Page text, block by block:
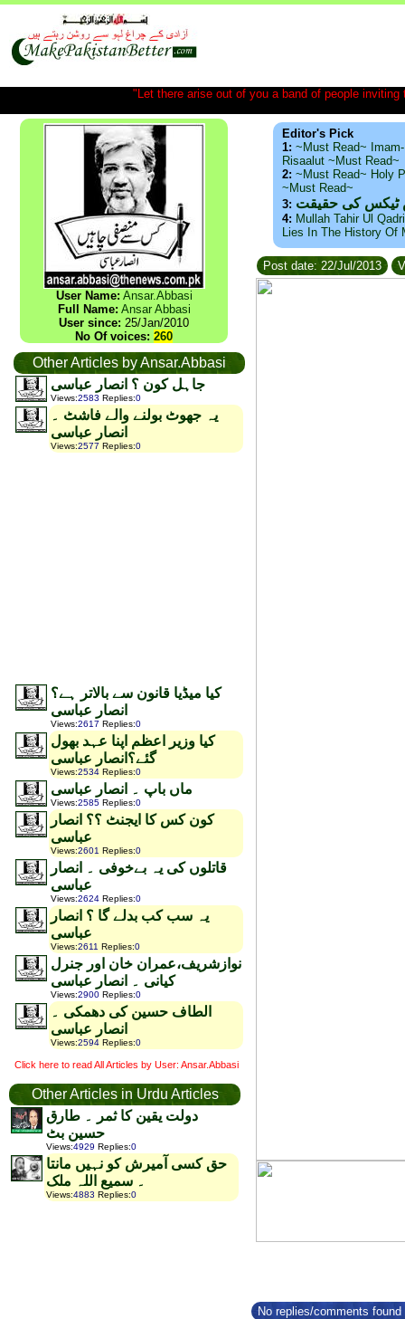
"Let there arise out of you a band of people
User Name: Ansar.Abbasi
Full Name: Ansar Abbasi
User since: 25/Jan/2010
No Of voices: 260
Other Articles by Ansar.Abbasi
جاہل کون ؟ انصار عباسی
Views:2583 Replies:0
یہ جھوٹ بولنے والے فاشٹ ۔
انصار عباسی
Views:2577 Replies:0
کیا میڈیا قانون سے بالاتر ہے؟
انصار عباسی
Views:2617 Replies:0
کیا وزیر اعظم اپنا عہد بھول
گئے؟انصار عباسی
Views:2534 Replies:0
ماں باپ ۔ انصار عباسی
Views:2585 Replies:0
کون کس کا ایجنٹ ؟؟ انصار
عباسی
Views:2601 Replies:0
قاتلوں کی یہ بےخوفی ۔ انصار
عباسی
Views:2624 Replies:0
یہ سب کب بدلے گا ؟ انصار
عباسی
Views:2611 Replies:0
نوازشریف،عمران خان اور جنرل
کیانی ۔ انصار عباسی
Views:2900 Replies:0
الطاف حسین کی دھمکی ۔
انصار عباسی
Views:2594 Replies:0
Click here to read All Articles by User: Ansar.Abbasi
Other Articles in Urdu Articles
دولت یقین کا ثمر ۔ طارق
حسین بٹ
Views:4929 Replies:0
حق کسی آمیرش کو نہیں مانتا
۔ سمیع اللہ ملک
Views:4883 Replies:0
Editor's Pick
1: ~Must Read~
Risaalut ~Must Read~
2: ~Must Read~ Holy
~Must Read~
3: ٹیکس کی حقیقت
4: Mullah Tahir Ul
Lies In The History Of
Post date: 22/Jul/2013
No replies/comments